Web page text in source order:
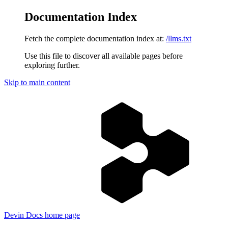
Documentation Index
Fetch the complete documentation index at: /llms.txt
Use this file to discover all available pages before
exploring further.
Skip to main content
Devin Docs home page